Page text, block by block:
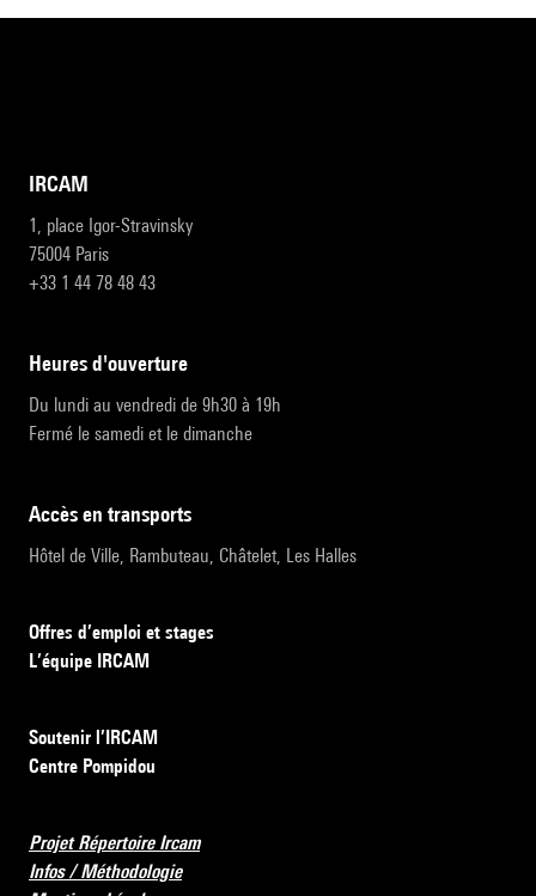
IRCAM
1, place Igor-Stravinsky
75004 Paris
+33 1 44 78 48 43
heures d'ouverture
Du lundi au vendredi de 9h30 à 19h
Fermé le samedi et le dimanche
accès en transports
Hôtel de Ville, Rambuteau, Châtelet, Les Halles
Offres d’emploi et stages
L’équipe IRCAM
Soutenir l’IRCAM
Centre Pompidou
Projet Répertoire Ircam
Infos / Méthodologie